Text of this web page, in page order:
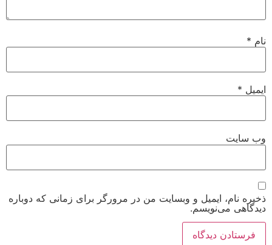
نام*
ایمیل*
وب‌ سایت
ذخیره نام، ایمیل و وبسایت من در مرورگر برای زمانی که دوباره
دیدگاهی می‌نویسم.